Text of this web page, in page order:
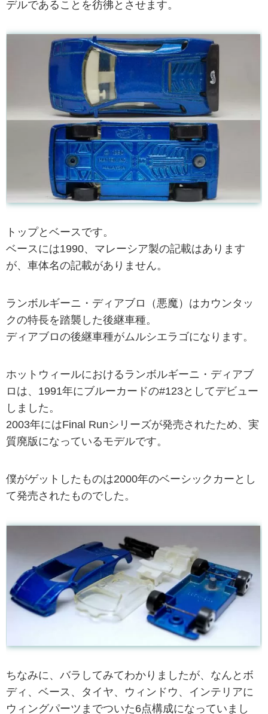
デルであることを彷彿とさせます。
トップとベースです。
ベースには1990、マレーシア製の記載はあります
が、車体名の記載がありません。
ランボルギーニ・ディアブロ（悪魔）はカウンタッ
クの特長を踏襲した後継車種。
ディアブロの後継車種がムルシエラゴになります。
ホットウィールにおけるランボルギーニ・ディアブ
ロは、1991年にブルーカードの#123としてデビュー
しました。
2003年にはFinal Runシリーズが発売されたため、実
質廃版になっているモデルです。
僕がゲットしたものは2000年のベーシックカーとし
て発売されたものでした。
ちなみに、バラしてみてわかりましたが、なんとボ
ディ、ベース、タイヤ、ウィンドウ、インテリアに
ウィングパーツまでついた6点構成になっていまし